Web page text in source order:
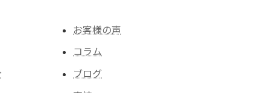
お客様の声
コラム
ブログ